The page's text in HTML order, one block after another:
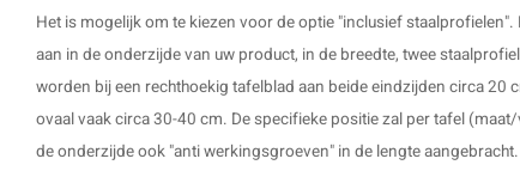
Het is mogelijk om te kiezen voor de optie "inclusief
aan in de onderzijde van uw product, in de breedte, twee
worden bij een rechthoekig tafelblad aan beide eindzijden circa 20
ovaal vaak circa 30-40 cm. De specifieke positie zal per tafel
de onderzijde ook "anti werkingsgroeven" in de lengte